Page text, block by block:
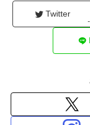
Twitter
-